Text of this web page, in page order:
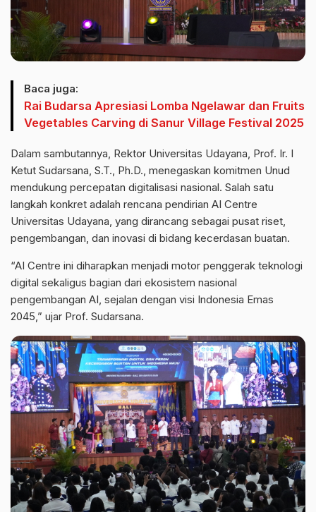
Baca juga:
Rai Budarsa Apresiasi Lomba Ngelawar dan Fruits
Vegetables Carving di Sanur Village Festival 2025
Dalam sambutannya, Rektor Universitas Udayana, Prof. Ir. I
Ketut Sudarsana, S.T., Ph.D., menegaskan komitmen Unud
mendukung percepatan digitalisasi nasional. Salah satu
langkah konkret adalah rencana pendirian AI Centre
Universitas Udayana, yang dirancang sebagai pusat riset,
pengembangan, dan inovasi di bidang kecerdasan buatan.
“AI Centre ini diharapkan menjadi motor penggerak teknologi
digital sekaligus bagian dari ekosistem nasional
pengembangan AI, sejalan dengan visi Indonesia Emas
2045,” ujar Prof. Sudarsana.